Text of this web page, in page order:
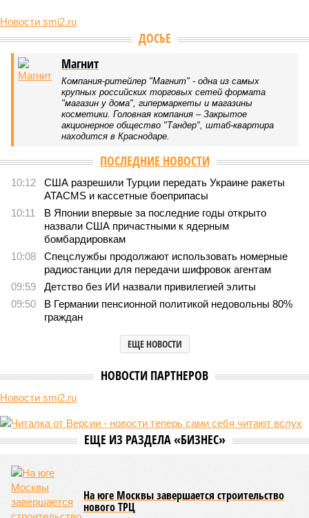
Новости smi2.ru
В нескольких станциях от уже сданного
«Сказочного леса» пайщики ЖК «Станция Л» продолжают ждать от
компании Capital Group начала реальной достройки
В нескольких станциях от уже сданного «Сказочного
леса» пайщики ЖК «Станция Л» продолжают ждать от
компании Capital Group начала реальной достройки
«Станция ожидания» для дольщиков
В нескольких станциях от уже сданного «Сказочного леса» пайщики ЖК
«Станция Л» продолжают ждать от компании Capital Group начала
реальной достройки (изображение сгенерировано ИИ)
Пока в Ярославском районе СВАО дольщики «Сказочного леса»
уже получают ключи – в мае 2026 года были получены
заключение о соответствии проектной документации и
разрешение на ввод жилищного комплекса в эксплуатацию –
улице, картина, можно сказать, прямо противоположная.
ЖК «Светлый мир «Станция Л»: та же группа компаний-
банкрот Seven Suns Development, та жеанонсированная
за прошедшие два года результатов, по словам дольщиков,
практически не видно. По
порталов, первую очередь ЖК строители обещают сдать к
декабрю 2026 г., вторую – к марту 2028-го. Но никто при